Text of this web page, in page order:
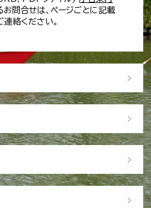
問合せは、ページごとに記載
絡ください。